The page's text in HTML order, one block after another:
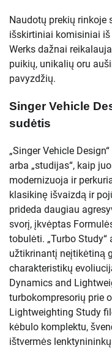
Naudotų prekių rinkoje
išskirtiniai komisiniai iš
Werks dažnai
puikių, unikalių oru
pavyzdžių.
Singer Vehicle
sudėtis
„Singer Vehicle
arba „studijas“, kaip
modernizuoja ir
klasikinę išvaizdą ir
prideda daugiau
svorį, įkvėptas
tobulėti. „Turbo
užtikrinantį neįtikėtiną
charakteristikų
Dynamics and
turbokompresorių prie
Lightweighting Study
kėbulo komplektu,
ištvermės